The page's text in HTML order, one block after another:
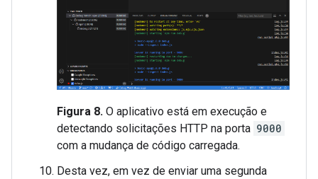
Figura 8. O aplicativo está em execução e
detectando solicitações HTTP na porta 9000
com a mudança de código carregada.
Desta vez, em vez de enviar uma segunda